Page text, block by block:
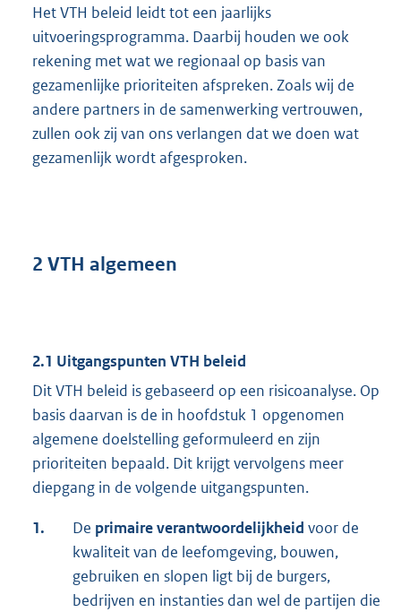
Het VTH beleid leidt tot een jaarlijks
uitvoeringsprogramma. Daarbij houden we ook
rekening met wat we regionaal op basis van
gezamenlijke prioriteiten afspreken. Zoals wij de
andere partners in de samenwerking vertrouwen,
zullen ook zij van ons verlangen dat we doen wat
gezamenlijk wordt afgesproken.
2 VTH algemeen
2.1 Uitgangspunten VTH beleid
Dit VTH beleid is gebaseerd op een risicoanalyse. Op
basis daarvan is de in hoofdstuk 1 opgenomen
algemene doelstelling geformuleerd en zijn
prioriteiten bepaald. Dit krijgt vervolgens meer
diepgang in de volgende uitgangspunten.
1. De primaire verantwoordelijkheid voor de
kwaliteit van de leefomgeving, bouwen,
gebruiken en slopen ligt bij de burgers,
bedrijven en instanties dan wel de partijen die